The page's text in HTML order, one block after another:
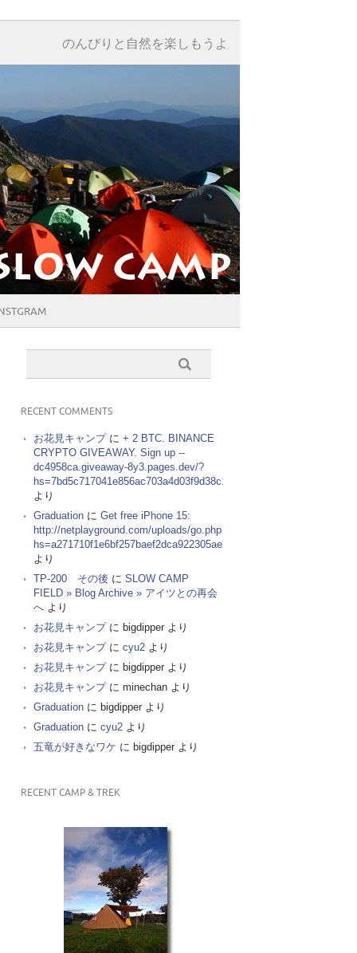
のんびりと自然を楽しもうよ
RECENT COMMENTS
お花見キャンプに + 2 BTC. BINANCE
CRYPTO GIVEAWAY. Sign up --
dc4958ca.giveaway-8y3.pages.dev/?
hs=7bd5c717041e856ac703a4d03f9d38c1&
より
Graduationに Get free iPhone 15:
http://netplayground.com/uploads/go.php
hs=a271710f1e6bf257baef2dca922305ae*
より
TP-200 その後 に SLOW CAMP
FIELD » Blog Archive » アイツとの再会
へより
お花見キャンプに bigdipperより
お花見キャンプに cyu2より
お花見キャンプに bigdipperより
お花見キャンプに minechanより
Graduationに bigdipperより
Graduationに cyu2より
五竜が好きなワケ に bigdipperより
RECENT CAMP & TREK